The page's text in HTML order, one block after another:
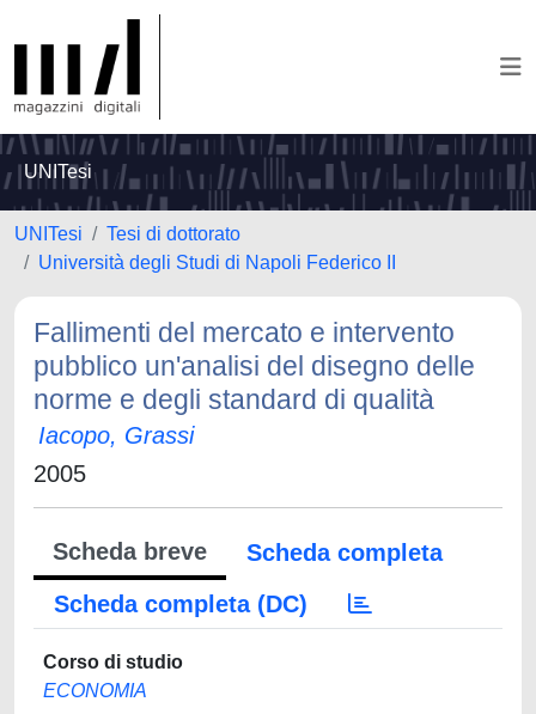
UNITesi
UNITesi
Tesi di dottorato
Università degli Studi di Napoli Federico II
Fallimenti del mercato e intervento
pubblico un'analisi del disegno delle
norme e degli standard di qualità
Iacopo, Grassi
2005
Scheda breve
Scheda completa
Scheda completa (DC)
Corso di studio
ECONOMIA